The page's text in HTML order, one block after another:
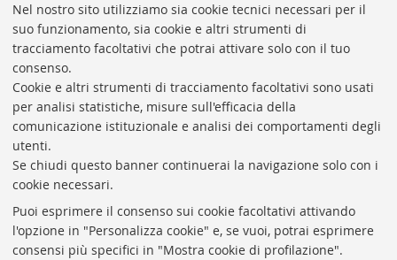
Nel nostro sito utilizziamo sia cookie tecnici necessari per il
suo funzionamento, sia cookie e altri strumenti di
tracciamento facoltativi che potrai attivare solo con il tuo
consenso.
Cookie e altri strumenti di tracciamento facoltativi sono usati
per analisi statistiche, misure sull'efficacia della
comunicazione istituzionale e analisi dei comportamenti degli
utenti.
Se chiudi questo banner continuerai la navigazione solo con i
cookie necessari.
Puoi esprimere il consenso sui cookie facoltativi attivando
l'opzione in "Personalizza cookie" e, se vuoi, potrai esprimere
consensi più specifici in "Mostra cookie di profilazione".
«
Precedenti
12
elementi
Rubrica di Ateneo
Rss
Statistiche
Biblioteche di Ateneo
Sale studio